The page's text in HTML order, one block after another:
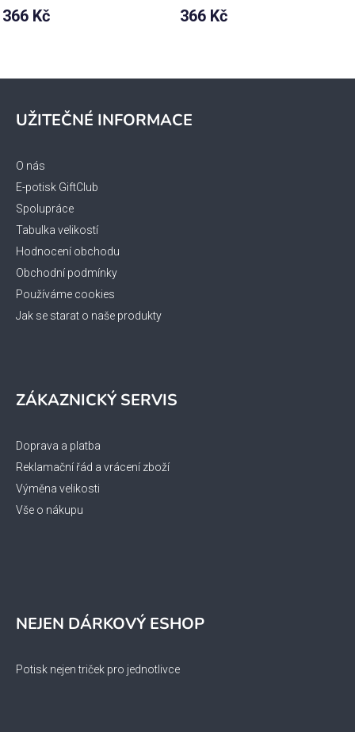
Průměrné
hodnocení
366 Kč 366 Kč
UŽITEČNÉ INFORMACE
O nás
E-potisk GiftClub
Spolupráce
Tabulka velikostí
Hodnocení obchodu
Obchodní podmínky
Používáme cookies
Jak se starat o naše produkty
ZÁKAZNICKÝ SERVIS
Doprava a platba
Reklamační řád a vrácení zboží
Výměna velikosti
Vše o nákupu
NEJEN DÁRKOVÝ ESHOP
Potisk nejen triček pro jednotlivce